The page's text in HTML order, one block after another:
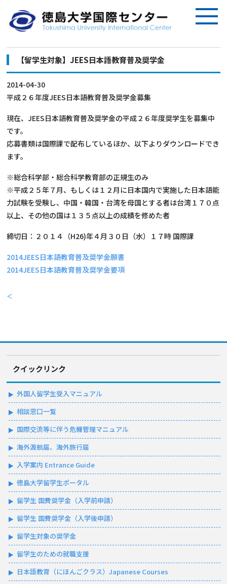
【留学生対象】JEES日本語教育普及奨学金
2014-04-30
平成２６年度JEES日本語教育普及奨学金募集
現在、JEES日本語教育普及奨学金の平成２６年度奨学生を募集中
です。
応募書類は国際課で配布しているほか、以下よりダウンロードでき
ます。
※総合科学部・総合科学教育部の正規生のみ
※平成２５年７月、もしくは１２月に日本国内で実施した日本語能
力試験を受験し、中国・韓国・台湾を母国とする者は台湾１７０点
以上、その他の国は１３５点以上の成績を修めた者
締切日：２０１４（H26)年４月３０日（水）１７時 国際課
2014JEES日本語教育普及奨学金願書
2014JEES日本語教育普及奨学金要項
＜
クイックリンク
外国人留学生受入マニュアル
相談窓口一覧
国際交流等に伴う危機管理マニュアル
海外渡航届、海外旅行届
入学案内 Entrance Guide
徳島大学留学生ポータル
留学生 国費奨学金（入学前申請）
留学生 国費奨学金（入学後申請）
留学生対象の奨学金
留学生のための就職支援
日本語教育（にほんごクラス）Japanese Courses